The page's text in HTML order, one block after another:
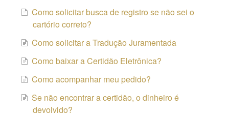
Como solicitar busca de registro se não sei o
cartório correto?
Como solicitar a Tradução Juramentada
Como baixar a Certidão Eletrônica?
Como acompanhar meu pedido?
Se não encontrar a certidão, o dinheiro é
devolvido?